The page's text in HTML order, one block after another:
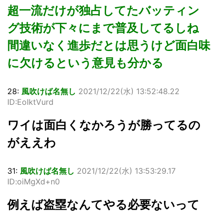
超一流だけが独占してたバッティン
グ技術が下々にまで普及してるしね
間違いなく進歩だとは思うけど面白味
に欠けるという意見も分かる
28: 風吹けば名無し 2021/12/22(水) 13:52:48.22
ID:EoIktVurd
ワイは面白くなかろうが勝ってるの
がええわ
31: 風吹けば名無し 2021/12/22(水) 13:53:29.17
ID:oiMgXd+n0
例えば盗塁なんてやる必要ないって